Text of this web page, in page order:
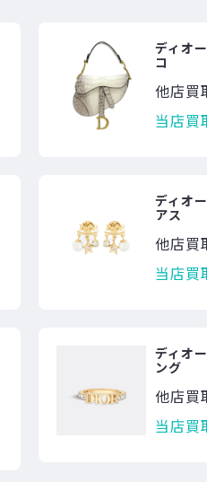
ディオ
コ
他店買
当店買
ディオ
アス
他店買
当店買
ディオ
ング
他店買
当店買